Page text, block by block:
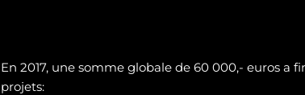
En 2017, une somme globale de 60 000,- euros a
projets: